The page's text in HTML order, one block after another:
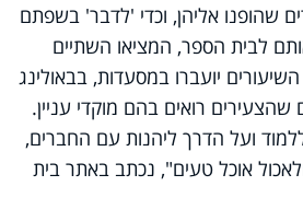
שהופנו אליהן, וכדי 'לדבר' בשפתם
לבית הספר, המציאו השתיים
יועברו במסעדות, בבאולינג
רואים בהם מוקדי עניין.
ועל הדרך ליהנות עם החברים,
אוכל טעים", נכתב באתר בית